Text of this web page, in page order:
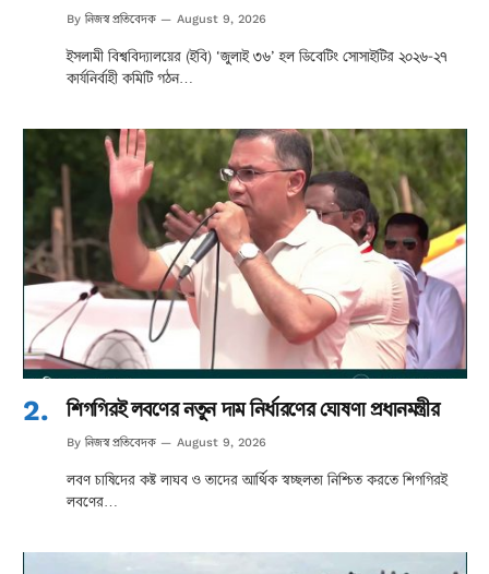
By নিজস্ব প্রতিবেদক August 9, 2026
ইসলামী বিশ্ববিদ্যালয়ের (ইবি) ‘জুলাই ৩৬’ হল ডিবেটিং সোসাইটির ২০২৬-২৭
কার্যনির্বাহী কমিটি গঠন…
শিগগিরই লবণের নতুন দাম নির্ধারণের ঘোষণা প্রধানমন্ত্রীর
By নিজস্ব প্রতিবেদক August 9, 2026
লবণ চাষিদের কষ্ট লাঘব ও তাদের আর্থিক স্বচ্ছলতা নিশ্চিত করতে শিগগিরই
লবণের…